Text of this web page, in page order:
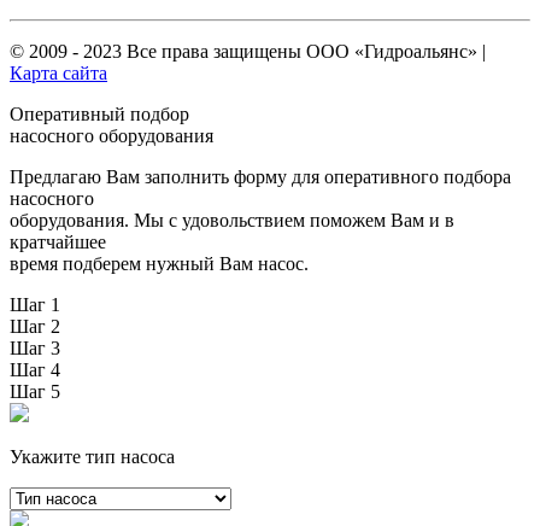
© 2009 - 2023 Все права защищены ООО «Гидроальянс» |
Карта сайта
Оперативный подбор
насосного оборудования
Предлагаю Вам заполнить форму для оперативного подбора
насосного
оборудования. Мы с удовольствием поможем Вам и в
кратчайшее
время подберем нужный Вам насос.
Шаг 1
Шаг 2
Шаг 3
Шаг 4
Шаг 5
Укажите тип насоса